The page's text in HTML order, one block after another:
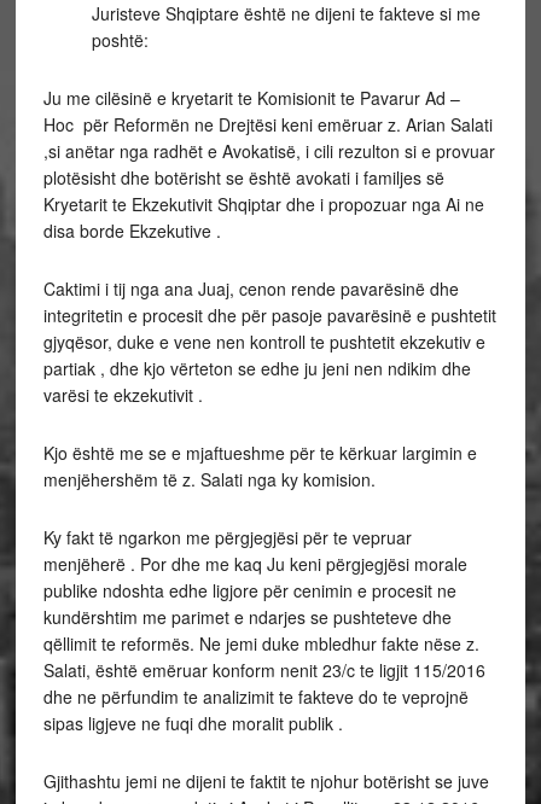
Juristeve Shqiptare është ne dijeni te fakteve si me
poshtë:
Ju me cilësinë e kryetarit te Komisionit te Pavarur Ad –
Hoc për Reformën ne Drejtësi keni emëruar z. Arian Salati
,si anëtar nga radhët e Avokatisë, i cili rezulton si e provuar
plotësisht dhe botërisht se është avokati i familjes së
Kryetarit te Ekzekutivit Shqiptar dhe i propozuar nga Ai ne
disa borde Ekzekutive .
Caktimi i tij nga ana Juaj, cenon rende pavarësinë dhe
integritetin e procesit dhe për pasoje pavarësinë e pushtetit
gjyqësor, duke e vene nen kontroll te pushtetit ekzekutiv e
partiak , dhe kjo vërteton se edhe ju jeni nen ndikim dhe
varësi te ekzekutivit .
Kjo është me se e mjaftueshme për te kërkuar largimin e
menjëhershëm të z. Salati nga ky komision.
Ky fakt të ngarkon me përgjegjësi për te vepruar
menjëherë . Por dhe me kaq Ju keni përgjegjësi morale
publike ndoshta edhe ligjore për cenimin e procesit ne
kundërshtim me parimet e ndarjes se pushteteve dhe
qëllimit te reformës. Ne jemi duke mbledhur fakte nëse z.
Salati, është emëruar konform nenit 23/c te ligjit 115/2016
dhe ne përfundim te analizimit te fakteve do te veprojnë
sipas ligjeve ne fuqi dhe moralit publik .
Gjithashtu jemi ne dijeni te faktit te njohur botërisht se juve